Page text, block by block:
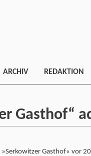
ARCHIV REDAKTION
Gasthof“
Gasthof« vor